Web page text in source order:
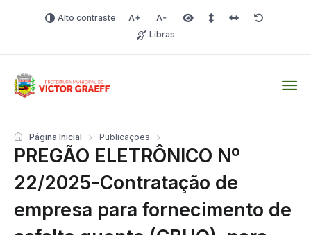
Alto contraste Aumentar fonte
Diminuir fonteÁrea selecionada
Espaçamento de linha
Espaço dos
Redefinir
Libras
PREGÃO ELETRÔNICO Nº
22/2025-Contratação de
empresa para fornecimento de
Página Inicial Publicações